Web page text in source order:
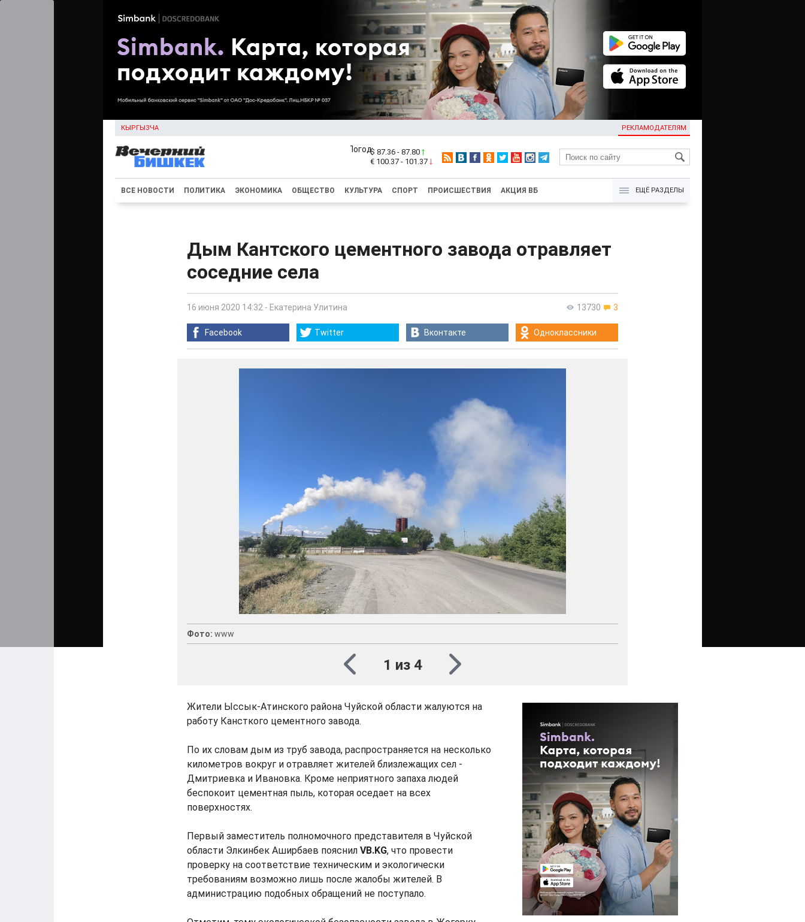
КЫРГЫЗЧА РЕКЛАМОДАТЕЛЯМ
KG
$ 87.36 - 87.80
€ 100.37 - 101.37
ВСЕ НОВОСТИ ПОЛИТИКА ЭКОНОМИКА ОБЩЕСТВО КУЛЬТУРА СПОРТ ПРОИСШЕСТВИЯ АКЦИЯ ВБ ЕЩЁ РАЗДЕЛЫ
Дым Кантского цементного завода отравляет
соседние села
13730 3
16 июня 2020 14:32 - Екатерина Улитина
Facebook Twitter Вконтакте Одноклассники
Фото: www
1 из 4
Жители Ыссык-Атинского района Чуйской области жалуются на
работу Кансткого цементного завода.
По их словам дым из труб завода, распространяется на несколько
километров вокруг и отравляет жителей близлежащих сел -
Дмитриевка и Ивановка. Кроме неприятного запаха людей
беспокоит цементная пыль, которая оседает на всех
поверхностях.
Первый заместитель полномочного представителя в Чуйской
области Элкинбек Аширбаев пояснил VB.KG, что провести
проверку на соответствие техническим и экологически
требованиям возможно лишь после жалобы жителей. В
администрацию подобных обращений не поступало.